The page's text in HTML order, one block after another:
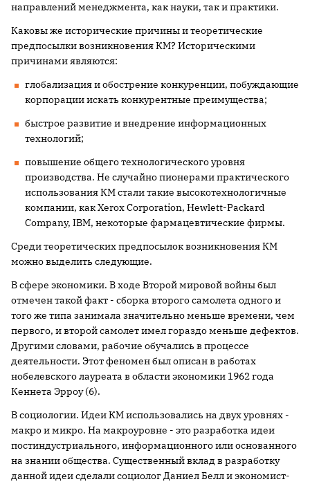
направлений менеджмента, как науки, так и практики.
Каковы же исторические причины и теоретические
предпосылки возникновения КМ? Историческими
причинами являются:
глобализация и обострение конкуренции, побуждающие
корпорации искать конкурентные преимущества;
быстрое развитие и внедрение информационных
технологий;
повышение общего технологического уровня
производства. Не случайно пионерами практического
использования КМ стали такие высокотехнологичные
компании, как Xerox Corporation, Hewlett-Packard
Company, IBM, некоторые фармацевтические фирмы.
Среди теоретических предпосылок возникновения КМ
можно выделить следующие.
В сфере экономики. В ходе Второй мировой войны был
отмечен такой факт - сборка второго самолета одного и
того же типа занимала значительно меньше времени, чем
первого, и второй самолет имел гораздо меньше дефектов.
Другими словами, рабочие обучались в процессе
деятельности. Этот феномен был описан в работах
нобелевского лауреата в области экономики 1962 года
Кеннета Эрроу (6).
В социологии. Идеи КМ использовались на двух уровнях -
макро и микро. На макроуровне - это разработка идеи
постиндустриального, информационного или основанного
на знании общества. Существенный вклад в разработку
данной идеи сделали социолог Даниел Белл и экономист-